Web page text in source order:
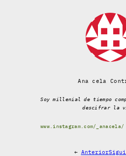
Ana cela
Soy millenial de tiempo
descifrar la
www.instagram.com/_anacela/
← Anterior